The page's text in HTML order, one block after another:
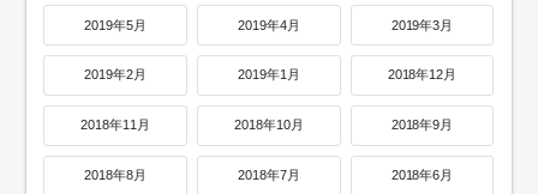
2019年5月 2019年4月 2019年3月
2019年2月 2019年1月 2018年12月
2018年11月 2018年10月 2018年9月
2018年8月 2018年7月 2018年6月